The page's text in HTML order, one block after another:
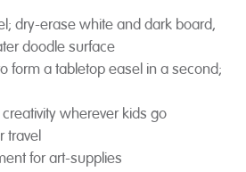
dry-erase white and dark board,
doodle surface
form a tabletop easel in a second;
creativity wherever kids go
travel
for art-supplies